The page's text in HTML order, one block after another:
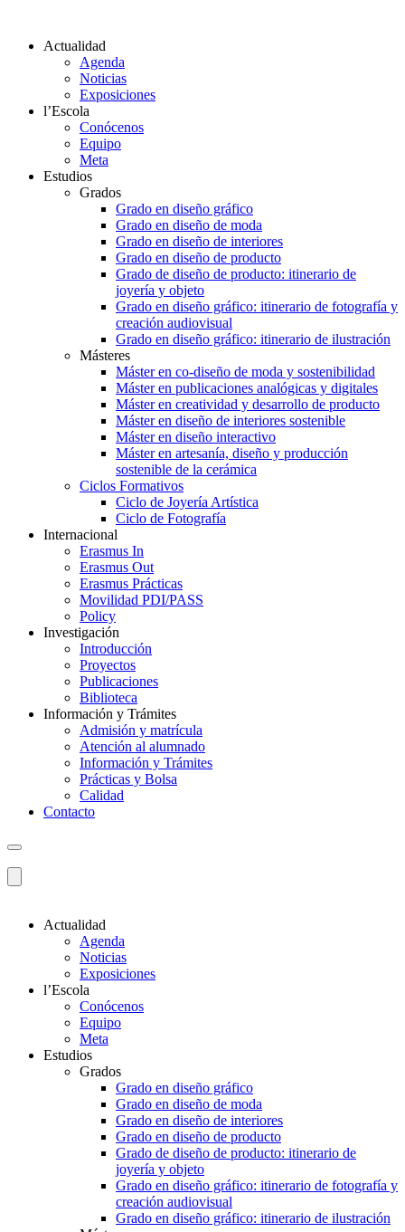
Actualidad
Agenda
Noticias
Exposiciones
l’Escola
Conócenos
Equipo
Meta
Estudios
Grados
Grado en diseño gráfico
Grado en diseño de moda
Grado en diseño de interiores
Grado en diseño de producto
Grado de diseño de producto: itinerario de
joyería y objeto
Grado en diseño gráfico: itinerario de fotografía y
creación audiovisual
Grado en diseño gráfico: itinerario de ilustración
Másteres
Máster en co-diseño de moda y sostenibilidad
Máster en publicaciones analógicas y digitales
Máster en creatividad y desarrollo de producto
Máster en diseño de interiores sostenible
Máster en diseño interactivo
Máster en artesanía, diseño y producción
sostenible de la cerámica
Ciclos Formativos
Ciclo de Joyería Artística
Ciclo de Fotografía
Internacional
Erasmus In
Erasmus Out
Erasmus Prácticas
Movilidad PDI/PASS
Policy
Investigación
Introducción
Proyectos
Publicaciones
Biblioteca
Información y Trámites
Admisión y matrícula
Atención al alumnado
Información y Trámites
Prácticas y Bolsa
Calidad
Contacto
Actualidad
Agenda
Noticias
Exposiciones
l’Escola
Conócenos
Equipo
Meta
Estudios
Grados
Grado en diseño gráfico
Grado en diseño de moda
Grado en diseño de interiores
Grado en diseño de producto
Grado de diseño de producto: itinerario de
joyería y objeto
Grado en diseño gráfico: itinerario de fotografía y
creación audiovisual
Grado en diseño gráfico: itinerario de ilustración